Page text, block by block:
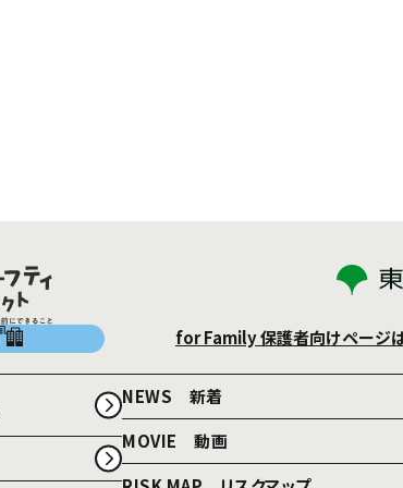
for Family保護者向けページ
NEWS 新着
MOVIE 動画